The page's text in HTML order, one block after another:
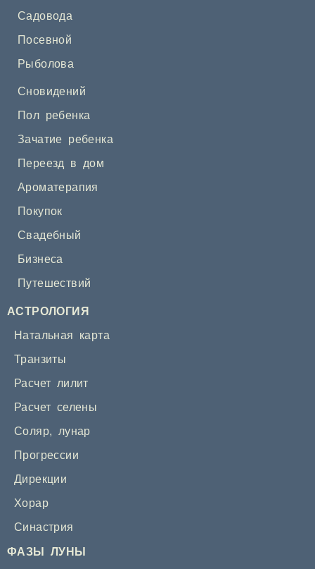
Садовода
Посевной
Рыболова
Сновидений
Пол ребенка
Зачатие ребенка
Переезд в дом
Ароматерапия
Покупок
Свадебный
Бизнеса
Путешествий
АСТРОЛОГИЯ
Натальная карта
Транзиты
Расчет лилит
Расчет селены
Соляр, лунар
Прогрессии
Дирекции
Хорар
Синастрия
ФАЗЫ ЛУНЫ